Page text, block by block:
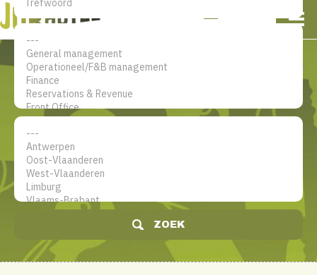
De jobsite voor hotel
professionals
ZOEK